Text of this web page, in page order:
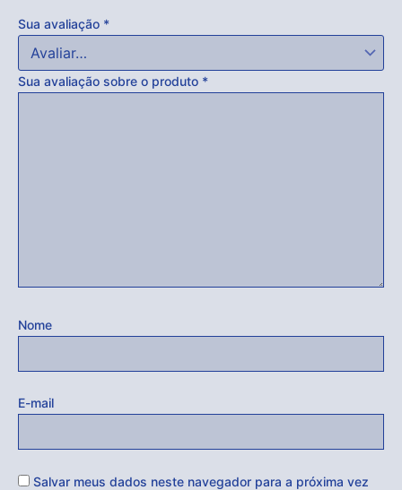
Sua avaliação *
Sua avaliação sobre o produto *
Nome
E-mail
Salvar meus dados neste navegador para a próxima vez